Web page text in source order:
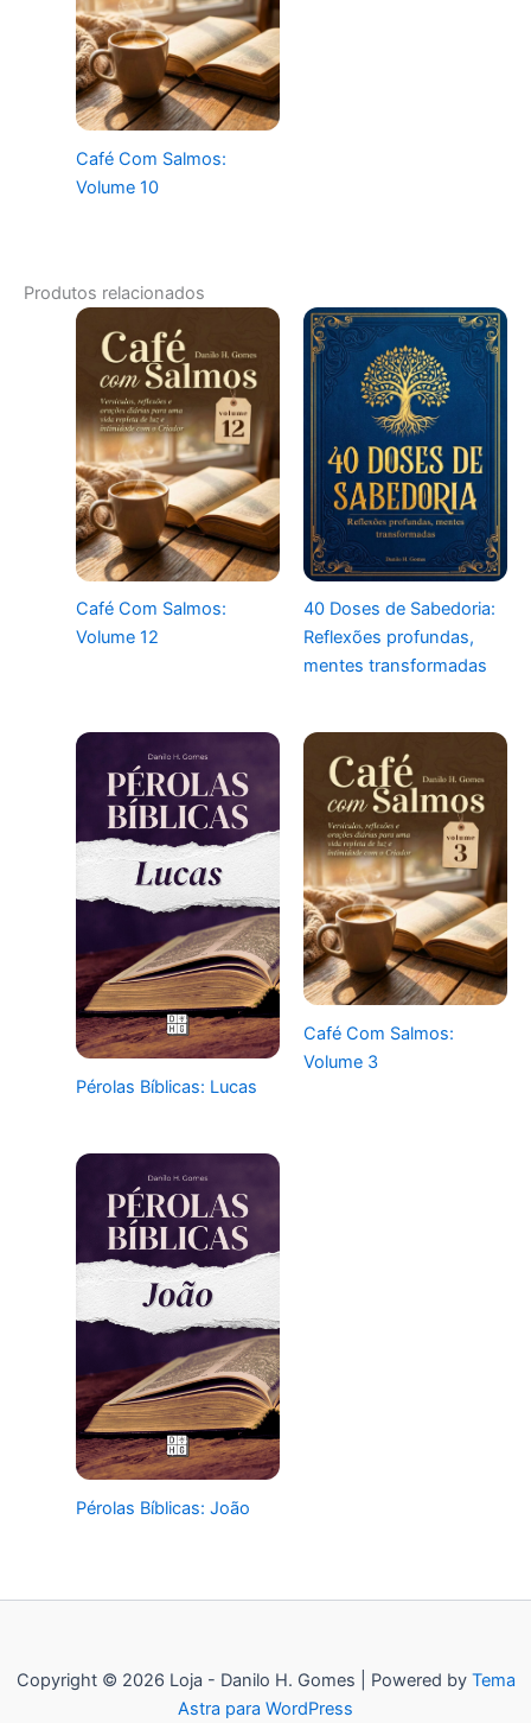
Café Com Salmos:
Volume 10
Produtos relacionados
Café Com Salmos:
Volume 12
40 Doses de Sabedoria:
Reflexões profundas,
mentes transformadas
Pérolas Bíblicas: Lucas
Café Com Salmos:
Volume 3
Pérolas Bíblicas: João
Copyright © 2026 Loja - Danilo H. Gomes | Powered by Tema
Astra para WordPress